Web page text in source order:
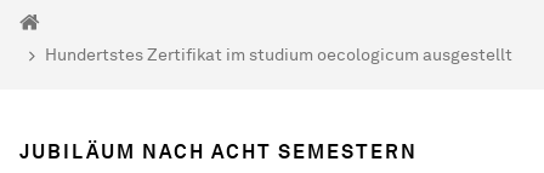
Sie sind hier:
Startseite
Hundertstes Zertifikat im studium oecologicum ausgestellt
JUBILÄUM NACH ACHT SEMESTERN